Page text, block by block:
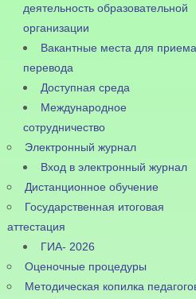
деятельность образовательной
организации
Вакантные места для приема,
перевода
Доступная среда
Международное
сотрудничество
Электронный журнал
Вход в электронный журнал
Дистанционное обучение
Государственная итоговая
аттестация
ГИА- 2026
Оценочные процедуры
Методическая копилка